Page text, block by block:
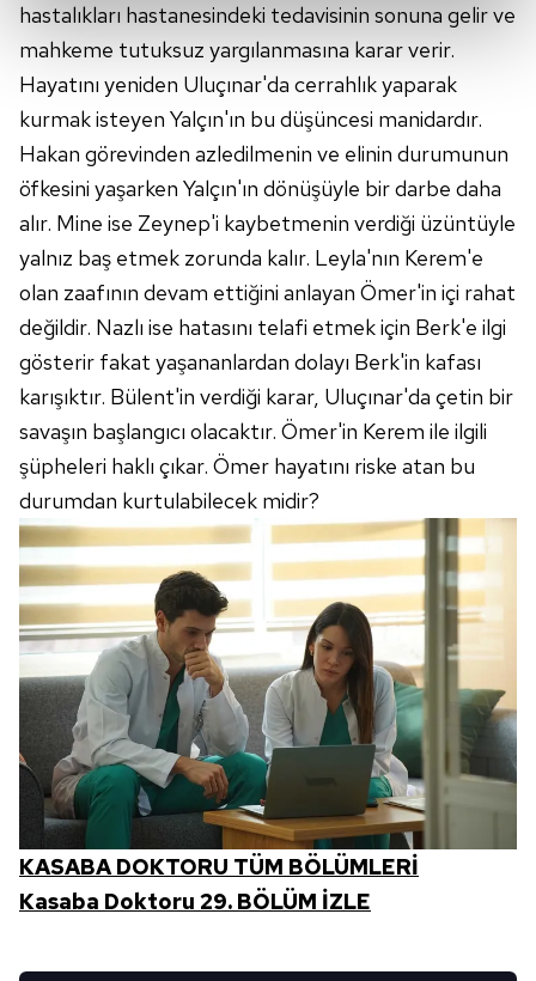
kalemimiz olduğunu sizlere hatırlatmak isteriz.
Her halükârda, kullanıcılar, bu çerezlere izin vermedikleri
takdirde, kullanıcılara hedefli reklamlar
gösterilmeyecektir."
Sizlere daha iyi bir hizmet sunabilmek için İnternet
Sitemizde kendimize ve üçüncü kişilere ait çerezler
kullanılmaktadır. Bu çerezler vasıtasıyla çeşitli kişisel
verileriniz işlenmekte olup gerekli olan çerezler bilgi
toplumu hizmetlerinin sunulması amacıyla
kullanılmaktadır. Diğer çerezler, sitemizin daha işlevsel
kılınması ve kişiselleştirilmesi ve sizlere yönelik
reklam/pazarlama faaliyetlerinin yapılması, amaçlarıyla
sınırlı olarak açık rızanız dahilinde kullanılacaktır.
Çerezlere ilişkin tercihlerinizi aşağıda yer alan panel
vasıtasıyla belirleyebilirsiniz. Çerezlere ilişkin detaylı bilgi
için Ayarlar butonuna tıklayabilir,Çerez Bilgilendirme
6698 sayılı Kişisel Verilerin Korunması Kanunu uyarınca
hazırlanmış Aydınlatma Metnimizi okumak ve sitemizde
ilgili mevzuata uygun olarak kullanılan çerezlerle ilgili bilgi
almak için lütfen tıklayınız
hastalıkları hastanesindeki tedavisinin sonuna gelir ve
mahkeme tutuksuz yargılanmasına karar verir.
Hayatını yeniden Uluçınar'da cerrahlık yaparak
kurmak isteyen Yalçın'ın bu düşüncesi manidardır.
Hakan görevinden azledilmenin ve elinin durumunun
öfkesini yaşarken Yalçın'ın dönüşüyle bir darbe daha
alır. Mine ise Zeynep'i kaybetmenin verdiği üzüntüyle
yalnız baş etmek zorunda kalır. Leyla'nın Kerem'e
olan zaafının devam ettiğini anlayan Ömer'in içi rahat
değildir. Nazlı ise hatasını telafi etmek için Berk'e ilgi
gösterir fakat yaşananlardan dolayı Berk'in kafası
karışıktır. Bülent'in verdiği karar, Uluçınar'da çetin bir
savaşın başlangıcı olacaktır. Ömer'in Kerem ile ilgili
şüpheleri haklı çıkar. Ömer hayatını riske atan bu
durumdan kurtulabilecek midir?
KASABA DOKTORU TÜM BÖLÜMLERİ
Kasaba Doktoru 29. BÖLÜM İZLE